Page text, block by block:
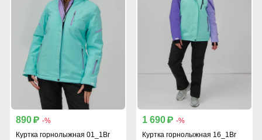
890 p -%
Куртка горнолыжная 01_1Br
1 690 p -%
Куртка горнолыжная 16_1Br